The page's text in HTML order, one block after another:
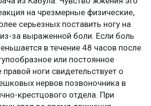
на чрезмерные физические,
серьезных поставить ногу на
за выраженной боли. Если боль
в течение 48 часов после
или постоянное
ноги свидетельствует о
нервов позвоночника в
крестцового отдела. При